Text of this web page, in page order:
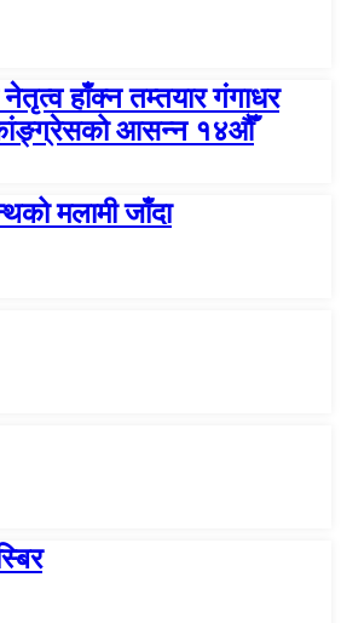
हाँक्न तम्तयार गंगाधर
कांङ्ग्रेसको आसन्न १४औँ
मलामी जाँदा